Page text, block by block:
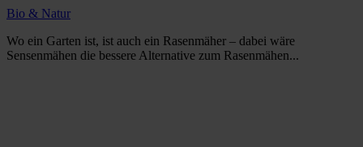
Bio & Natur
Wo ein Garten ist, ist auch ein Rasenmäher – dabei wäre
Sensenmähen die bessere Alternative zum Rasenmähen...